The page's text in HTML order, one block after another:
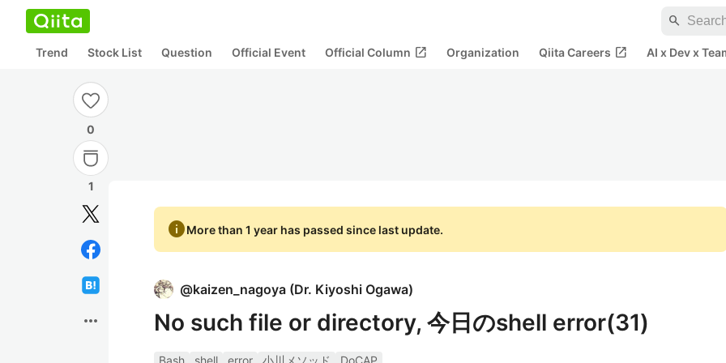
search
Trend Stock List Question Official Event Official Column open_in_new Organization Qiita Careers open_in_new AI x Dev x
0
1
more_horiz
infoMore than 1 year has passed since last update.
@kaizen_nagoya (Dr. Kiyoshi Ogawa)
No such file or directory, 今日のshell error(31)
Bash shell error 小川メソッド
DoCAP